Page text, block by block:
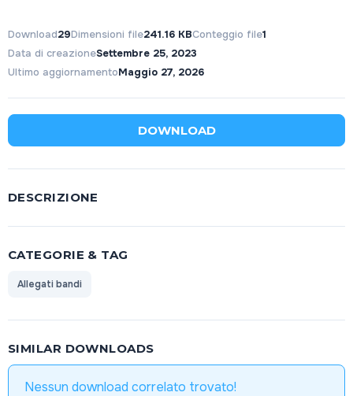
Download29Dimensioni file241.16 KBConteggio file1
Data di creazioneSettembre 25, 2023
Ultimo aggiornamentoMaggio 27, 2026
DOWNLOAD
DESCRIZIONE
CATEGORIE & TAG
Allegati bandi
SIMILAR DOWNLOADS
Nessun download correlato trovato!